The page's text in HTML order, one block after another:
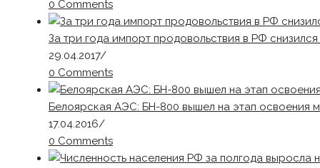
0 Comments
За три года импорт продовольствия в РФ снизился
29.04.2017/
0 Comments
Белоярская АЭС: БН-800 вышел на этап освоения
17.04.2016/
0 Comments